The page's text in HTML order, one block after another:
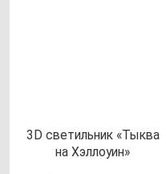
3D све­тиль­ник «Тык­ва
на Хэл­ло­уин»